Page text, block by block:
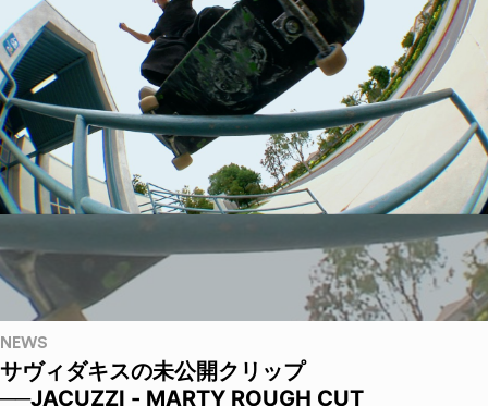
NEWS
サヴィダキスの未公開クリップ
──JACUZZI - MARTY ROUGH CUT